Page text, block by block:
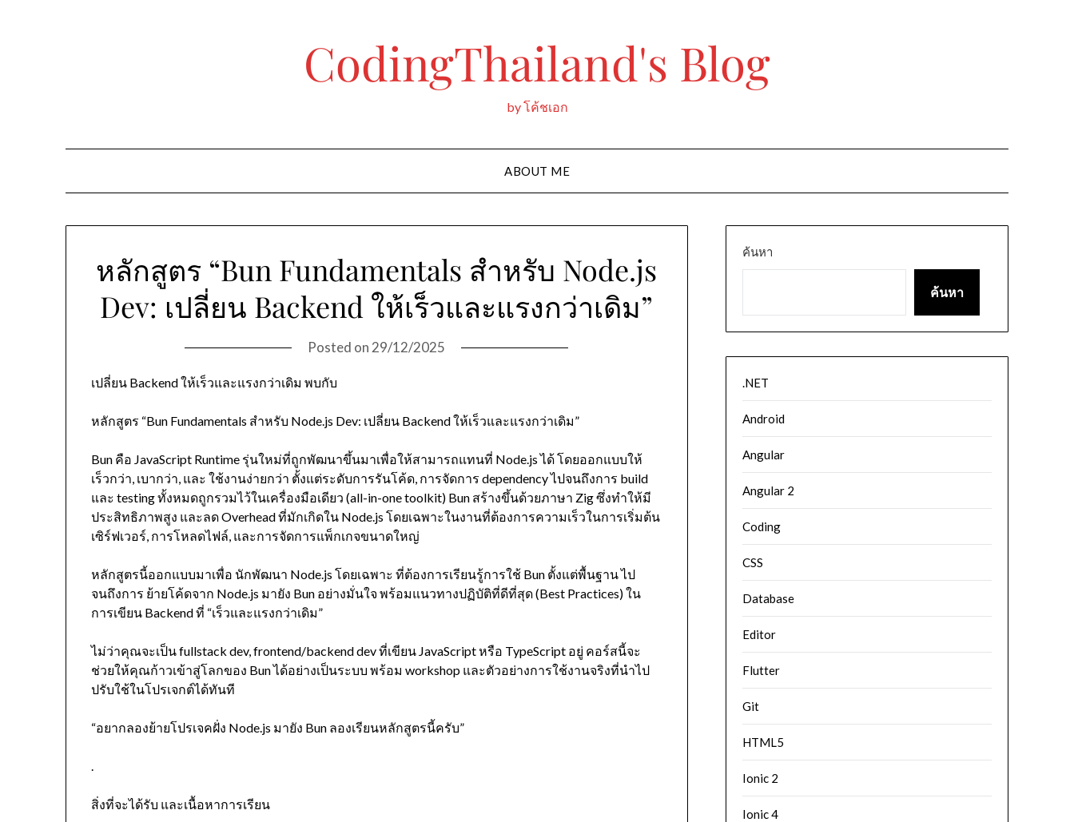
CodingThailand's Blog
by โค้ชเอก
ABOUT ME
หลักสูตร “Bun Fundamentals สำหรับ Node.js
Dev: เปลี่ยน Backend ให้เร็วและแรงกว่าเดิม”
Posted on 29/12/2025
เปลี่ยน Backend ให้เร็วและแรงกว่าเดิม พบกับ
หลักสูตร “Bun Fundamentals สำหรับ Node.js Dev: เปลี่ยน Backend ให้เร็วและแรงกว่าเดิม”
Bun คือ JavaScript Runtime รุ่นใหม่ที่ถูกพัฒนาขึ้นมาเพื่อให้สามารถแทนที่ Node.js ได้ โดยออกแบบให้
เร็วกว่า, เบากว่า, และ ใช้งานง่ายกว่า ตั้งแต่ระดับการรันโค้ด, การจัดการ dependency ไปจนถึงการ build
และ testing ทั้งหมดถูกรวมไว้ในเครื่องมือเดียว (all-in-one toolkit) Bun สร้างขึ้นด้วยภาษา Zig ซึ่งทำให้มี
ประสิทธิภาพสูง และลด Overhead ที่มักเกิดใน Node.js โดยเฉพาะในงานที่ต้องการความเร็วในการเริ่มต้น
เซิร์ฟเวอร์, การโหลดไฟล์, และการจัดการแพ็กเกจขนาดใหญ่
หลักสูตรนี้ออกแบบมาเพื่อ นักพัฒนา Node.js โดยเฉพาะ ที่ต้องการเรียนรู้การใช้ Bun ตั้งแต่พื้นฐาน ไป
จนถึงการ ย้ายโค้ดจาก Node.js มายัง Bun อย่างมั่นใจ พร้อมแนวทางปฏิบัติที่ดีที่สุด (Best Practices) ใน
การเขียน Backend ที่ “เร็วและแรงกว่าเดิม”
ไม่ว่าคุณจะเป็น fullstack dev, frontend/backend dev ที่เขียน JavaScript หรือ TypeScript อยู่ คอร์สนี้จะ
ช่วยให้คุณก้าวเข้าสู่โลกของ Bun ได้อย่างเป็นระบบ พร้อม workshop และตัวอย่างการใช้งานจริงที่นำไป
ปรับใช้ในโปรเจกต์ได้ทันที
“อยากลองย้ายโปรเจคฝั่ง Node.js มายัง Bun ลองเรียนหลักสูตรนี้ครับ”
.
สิ่งที่จะได้รับ และเนื้อหาการเรียน
ค้นหา
ค้นหา
.NET
Android
Angular
Angular 2
Coding
CSS
Database
Editor
Flutter
Git
HTML5
Ionic 2
Ionic 4